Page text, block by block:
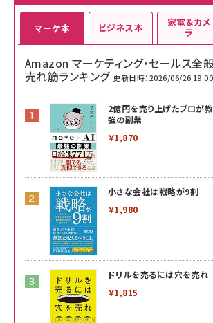
マーケ本
Amazon マーケティング・セールス全
売れ筋ランキング 更新日時：2026/06/26 19:00
2億円を売り上げたプロ
強の副業
￥1,870
小さな会社は戦略が9割
￥1,980
ドリルを売るには穴を売れ
￥1,815
ビジネス本 家電＆カメ
ラ